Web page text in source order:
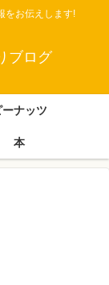
をお伝えします!
ブログ
ーナッツ
本